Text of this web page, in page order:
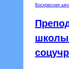
Воскресная
школы